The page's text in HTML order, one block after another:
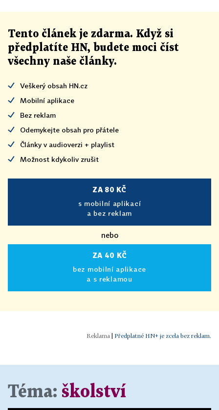
Tento článek je zdarma. Když si
předplatíte HN, budete moci číst
všechny naše články.
Veškerý obsah HN.cz
Mobilní aplikace
Bez reklam
Odemykejte obsah pro přátele
Články v audioverzi + playlist
Možnost kdykoliv zrušit
ZA 80 KČ
s mobilní aplikací
a bez reklam
nebo
ZA 40 KČ
bez mobilní aplikace
a s reklamou
Předplatné HN+ je zcela bez reklam.
Téma: školství